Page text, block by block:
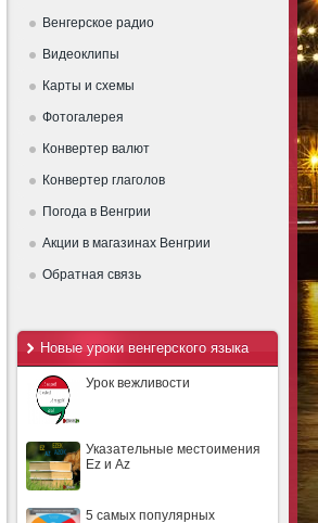
Венгерское радио
Видеоклипы
Карты и схемы
Фотогалерея
Конвертер валют
Конвертер глаголов
Погода в Венгрии
Акции в магазинах Венгрии
Обратная связь
Новые уроки венгерского языка
Урок вежливости
Указательные местоимения
Ez и Az
5 самых популярных